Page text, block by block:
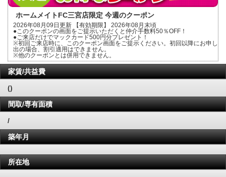
ホームメイトFC三宮店限定 今週のクーポン
2026年08月09日更新 【有効期限】 2026年08月末頃
●このクーポンの画面をご提示いただくと仲介手数料50％OFF！
●ご来店だけでマックカード500円分プレゼント！
※初回ご来店時に、このクーポン画面をご提示ください。初回以降にお申し
出の場合、割引適用はできません。
※他のクーポンとは併用できません。
家賃/共益費
()
間取/専有面積
/
築年月
所在地